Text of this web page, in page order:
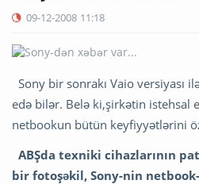
09-12-2008 11:18
Sony bir sonrakı Vaio versiyası
edə bilər. Belə ki,şirkətin istehsal
netbookun bütün keyfiyyətlərini
ABŞda texniki cihazlarının
bir fotoşəkil, Sony-nin